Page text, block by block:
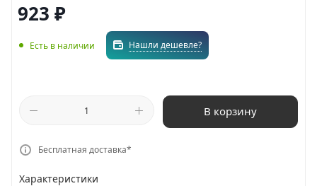
923 ₽
Есть в наличии Нашли дешевле?
В корзину
Бесплатная доставка*
Характеристики